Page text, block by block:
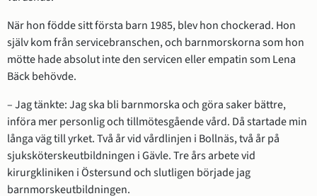
När hon födde sitt första barn 1985, blev hon chockerad. Hon
själv kom från servicebranschen, och barnmorskorna som hon
mötte hade absolut inte den servicen eller empatin som Lena
Bäck behövde.
– Jag tänkte: Jag ska bli barnmorska och göra saker bättre,
införa mer personlig och tillmötesgående vård. Då startade min
långa väg till yrket. Två år vid vårdlinjen i Bollnäs, två år på
sjuksköterskeutbildningen i Gävle. Tre års arbete vid
kirurgkliniken i Östersund och slutligen började jag
barnmorskeutbildningen.